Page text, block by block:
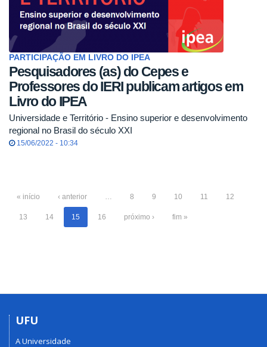
PARTICIPAÇÃO EM LIVRO DO IPEA
Pesquisadores (as) do Cepes e
Professores do IERI publicam artigos em
Livro do IPEA
Universidade e Território - Ensino superior e desenvolvimento
regional no Brasil do século XXI
15/06/2022 - 10:34
« início ‹ anterior … 8 9 10 11 12
13 14 15 16 próximo › fim »
UFU
A Universidade